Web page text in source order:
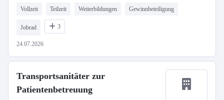
Vollzeit Teilzeit Weiterbildungen Gewinnbeteiligung
Jobrad 3
24.07.2026
Transportsanitäter zur
Patientenbetreuung